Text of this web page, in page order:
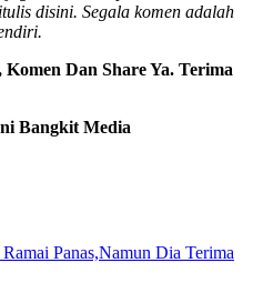
disini. Segala komen adalah
Dan Share Ya. Terima
Bangkit Media
Panas,Namun Dia Terima